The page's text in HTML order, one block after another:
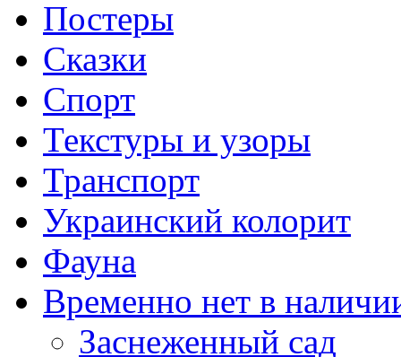
Постеры
Сказки
Спорт
Текстуры и узоры
Транспорт
Украинский колорит
Фауна
Временно нет в
Заснеженный сад